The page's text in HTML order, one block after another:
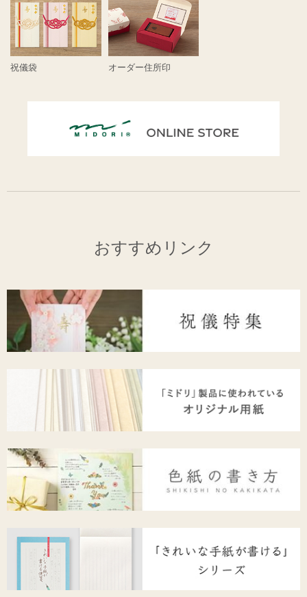
祝儀袋 オーダー住所印
おすすめリンク